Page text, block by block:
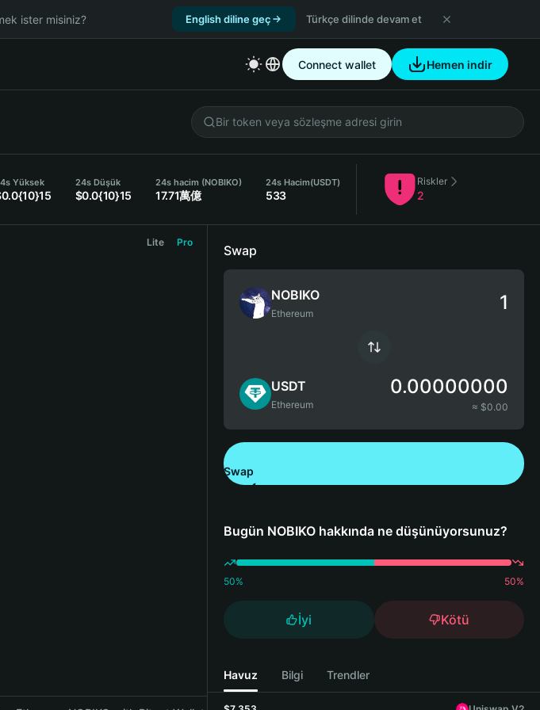
ister misiniz? English diline geç Türkçe dilinde devam et
Connect wallet Hemen indir
Yüksek 24s Düşük
$0.0{10}15
24s hacim (NOBIKO)
17.71萬億
24s Hacim(USDT)
533
Riskler
2
Lite Pro
Swap
NOBIKO
Ethereum
USDT
Ethereum
0.00000000
≈ $0.00
Swap
Bugün NOBIKO hakkında ne düşünüyorsunuz?
50% 50%
İyi Kötü
Havuz Bilgi Trendler